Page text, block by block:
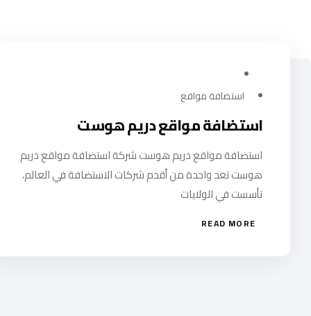
استضافة مواقع
استضافة مواقع دريم هوست
استضافة مواقع دريم هوست شركة استضافة مواقع دريم
هوست تعد واحدة من أقدم شركات الاستضافة في العالم،
تأسست في الولايات
READ MORE